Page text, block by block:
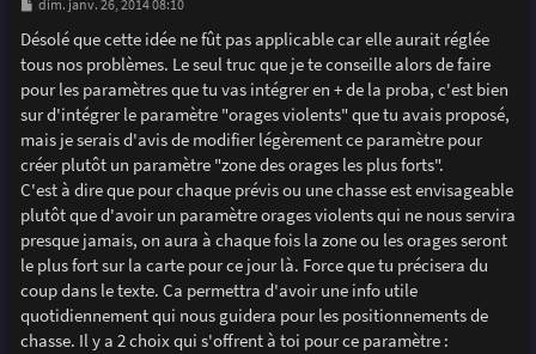
M
s
s
a
e
dim. janv. 26, 2014 08:10
Désolé que cette idée ne fût pas applicable car elle aurait réglée
tous nos problèmes. Le seul truc que je te conseille alors de faire
pour les paramètres que tu vas intégrer en + de la proba, c'est bien
sur d'intégrer le paramètre "orages violents" que tu avais proposé,
mais je serais d'avis de modifier légèrement ce paramètre pour
créer plutôt un paramètre "zone des orages les plus forts".
C'est à dire que pour chaque prévis ou une chasse est envisageable
plutôt que d'avoir un paramètre orages violents qui ne nous servira
presque jamais, on aura à chaque fois la zone ou les orages seront
le plus fort sur la carte pour ce jour là. Force que tu précisera du
coup dans le texte. Ca permettra d'avoir une info utile
quotidiennement qui nous guidera pour les positionnements de
chasse. Il y a 2 choix qui s'offrent à toi pour ce paramètre :